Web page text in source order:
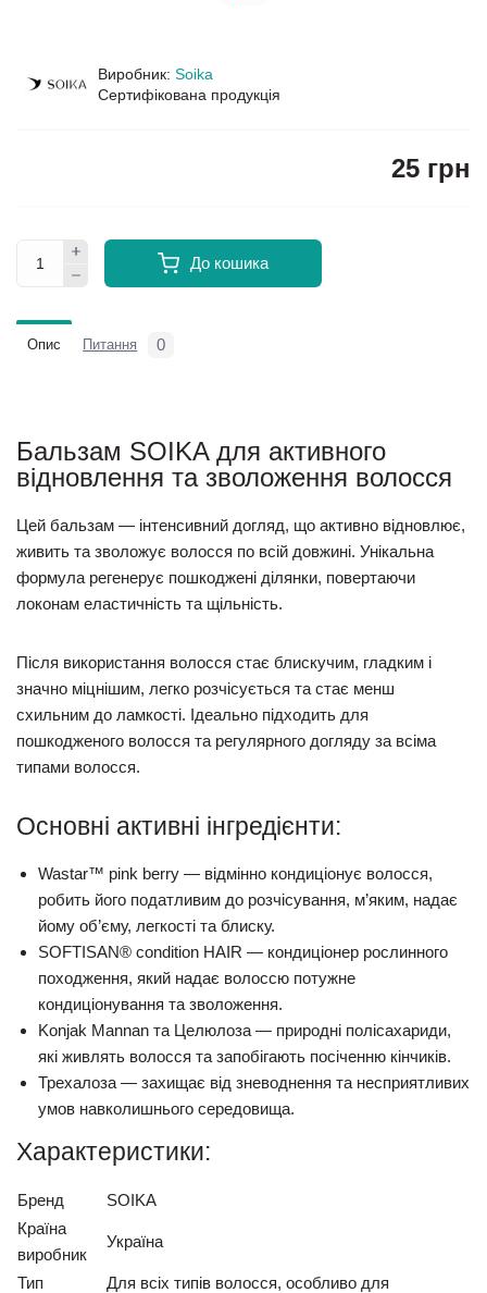
Виробник: Soika
Сертифікована продукція
25 грн
До кошика
Опис Питання 0
Бальзам SOIKA для активного
відновлення та зволоження волосся
Цей бальзам — інтенсивний догляд, що активно відновлює,
живить та зволожує волосся по всій довжині. Унікальна
формула регенерує пошкоджені ділянки, повертаючи
локонам еластичність та щільність.
Після використання волосся стає блискучим, гладким і
значно міцнішим, легко розчісується та стає менш
схильним до ламкості. Ідеально підходить для
пошкодженого волосся та регулярного догляду за всіма
типами волосся.
Основні активні інгредієнти:
Wastar™ pink berry — відмінно кондиціонує волосся,
робить його податливим до розчісування, м’яким, надає
йому об’єму, легкості та блиску.
SOFTISAN® condition HAIR — кондиціонер рослинного
походження, який надає волоссю потужне
кондиціонування та зволоження.
Konjak Mannan та Целюлоза — природні полісахариди,
які живлять волосся та запобігають посіченню кінчиків.
Трехалоза — захищає від зневоднення та несприятливих
умов навколишнього середовища.
Характеристики:
Бренд
SOIKA
Країна
виробник
Україна
Тип
Для всіх типів волосся, особливо для